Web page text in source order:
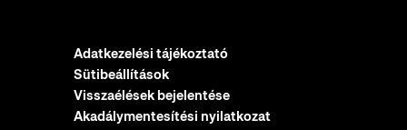
Adatkezelési tájékoztató
Sütibeállítások
Visszaélések bejelentése
Akadálymentesítési nyilatkozat